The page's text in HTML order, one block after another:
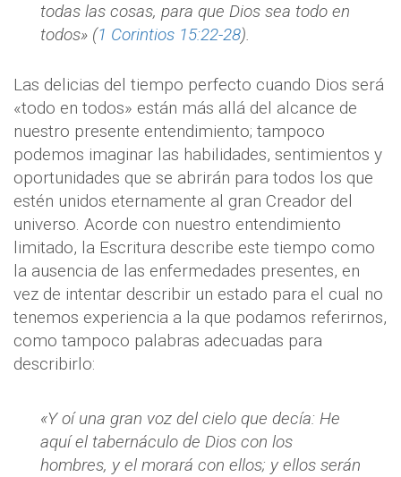
todas las cosas, para que Dios sea todo en
todos» (1 Corintios 15:22-28).
Las delicias del tiempo perfecto cuando Dios será
«todo en todos» están más allá del alcance de
nuestro presente entendimiento; tampoco
podemos imaginar las habilidades, sentimientos y
oportunidades que se abrirán para todos los que
estén unidos eternamente al gran Creador del
universo. Acorde con nuestro entendimiento
limitado, la Escritura describe este tiempo como
la ausencia de las enfermedades presentes, en
vez de intentar describir un estado para el cual no
tenemos experiencia a la que podamos referirnos,
como tampoco palabras adecuadas para
describirlo:
«Y oí una gran voz del cielo que decía: He
aquí el tabernáculo de Dios con los
hombres, y el morará con ellos; y ellos serán